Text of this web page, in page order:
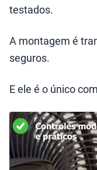
testados.
A montagem é
seguros.
E ele é o único